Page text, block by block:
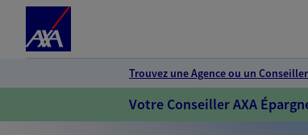
Trouvez une Agence ou un
Votre Conseiller AXA